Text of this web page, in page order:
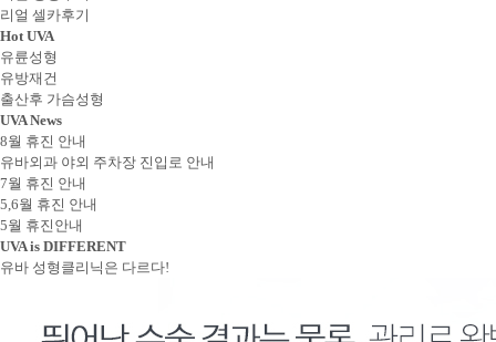
리얼 셀카후기
Hot UVA
유륜성형
유방재건
출산후 가슴성형
UVA News
8월 휴진 안내
유바외과 야외 주차장 진입로 안내
7월 휴진 안내
5,6월 휴진 안내
5월 휴진안내
UVA is DIFFERENT
유바 성형클리닉은 다르다!